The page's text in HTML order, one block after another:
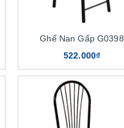
Ghế Nan Gấp G0398
522.000₫